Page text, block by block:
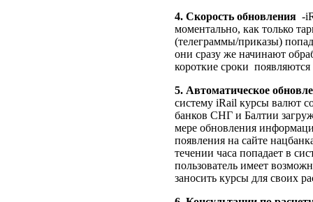
4. Скорость обновления -
моментально, как только
(телеграммы/приказы)
они сразу же начинают
короткие сроки
5. Автоматическое
систему iRail курсы валют
банков СНГ и Балтии
мере обновления
появления на сайте
течении часа попадает в
пользователь имеет
заносить курсы для своих